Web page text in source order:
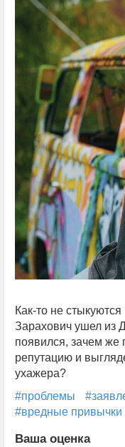
Как-то не
Зарахович ушел из
появился, зачем
репутацию и
ухажера?
#проблемы
#вредные привычки
Ваша оценка